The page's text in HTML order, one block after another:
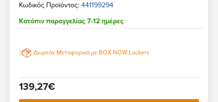
Κωδικός Προϊόντος: 441199294
Κατόπιν παραγγελίας 7-12 ημέρες
Δωρεάν Μεταφορικά με BOX NOW Lockers
139,27€